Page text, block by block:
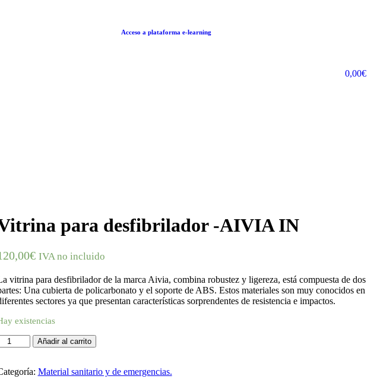
Acceso a plataforma e-learning
0,00€
para desfibrilador -AIVIA IN
€ IVA no incluido
vitrina para desfibrilador de la marca Aivia, combina robustez y ligereza, está compuesta de dos
Una cubierta de policarbonato y el soporte de ABS. Estos materiales son muy conocidos en
sectores ya que presentan características sorprendentes de resistencia e impactos.
existencias
Añadir al carrito
Material sanitario y de emergencias.